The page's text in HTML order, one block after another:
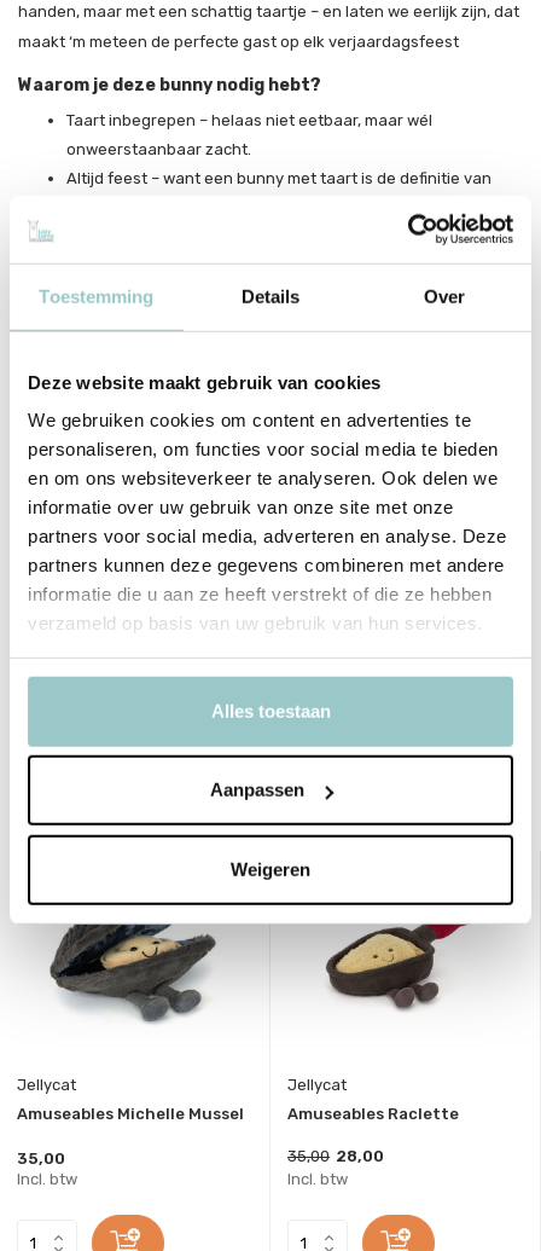
Toestemming Details Over
Deze website maakt gebruik van cookies
We gebruiken cookies om content en advertenties te
personaliseren, om functies voor social media te bieden
en om ons websiteverkeer te analyseren. Ook delen we
informatie over uw gebruik van onze site met onze
partners voor social media, adverteren en analyse. Deze
partners kunnen deze gegevens combineren met andere
informatie die u aan ze heeft verstrekt of die ze hebben
verzameld op basis van uw gebruik van hun services.
Alles toestaan
Aanpassen
Weigeren
handen, maar met een schattig taartje – en laten we eerlijk zijn, dat
maakt ‘m meteen de perfecte gast op elk verjaardagsfeest
Waarom je deze bunny nodig hebt?
Taart inbegrepen – helaas niet eetbaar, maar wél
onweerstaanbaar zacht.
Altijd feest – want een bunny met taart is de definitie van
Een cadeau waarmee je altijd goed zit – want wie zegt nou
nee tegen een knuffel met taart?
Productspecificaties
BAS3BEBB
EAN 670983160215
Merk Jellycat
Bashful Bunnies
Jellycat
Amuseables Michelle Mussel
35,00
Incl. btw
sale 20%
Jellycat
Amuseables Raclette
35,00 28,00
Incl. btw